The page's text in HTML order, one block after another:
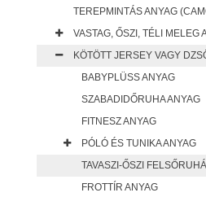
TEREPMINTÁS ANYAG
VASTAG, ŐSZI, TÉLI MELEG
KÖTÖTT JERSEY VAGY
BABYPLÜSS ANYAG
SZABADIDŐRUHA ANYAG
FITNESZ ANYAG
PÓLÓ ÉS TUNIKA ANYAG
TAVASZI-ŐSZI
FROTTÍR ANYAG